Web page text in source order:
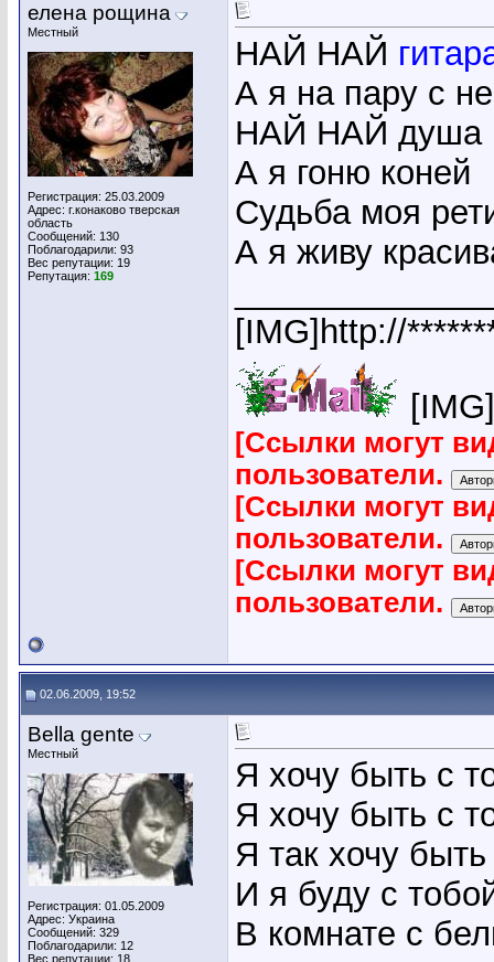
елена рощина
Местный
Регистрация: 25.03.2009
Адрес: г.конаково тверская
область
Сообщений: 130
Поблагодарили: 93
Вес репутации: 19
Репутация: 169
НАЙ НАЙ
А я на пару с
НАЙ НАЙ душа
А я гоню коней
Судьба моя
А я живу
[IMG]http://
[Ссылки могут
пользователи.
[Ссылки могут
пользователи.
[Ссылки могут
пользователи.
02.06.2009, 19:52
Bella gente
Местный
Регистрация: 01.05.2009
Адрес: Украина
Сообщений: 329
Поблагодарили: 12
Вес репутации: 18
Я хочу быть с
Я хочу быть с
Я так хочу
И я буду с
В комнате с